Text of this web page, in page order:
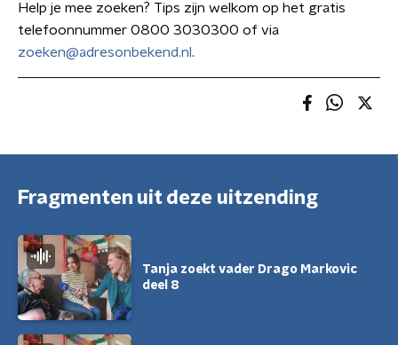
Help je mee zoeken? Tips zijn welkom op het gratis
telefoonnummer 0800 3030300 of via
zoeken@adresonbekend.nl .
Fragmenten uit deze uitzending
Tanja zoekt vader Drago Markovic
deel 8